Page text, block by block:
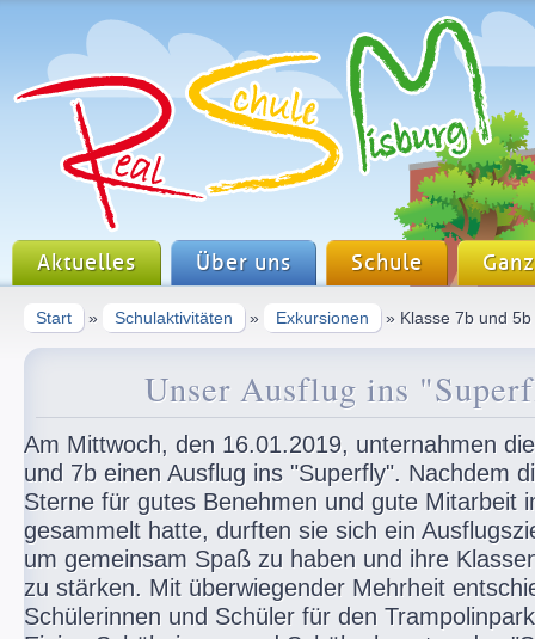
Aktuelles Über uns Schule
Start » Schulaktivitäten » Exkursionen » Klasse 7b und
Unser Ausflug ins
Am Mittwoch, den 16.01.2019, unternahmen
und 7b einen Ausflug ins "Superfly". Nachdem
Sterne für gutes Benehmen und gute Mitarbeit
gesammelt hatte, durften sie sich ein
um gemeinsam Spaß zu haben und ihre
zu stärken. Mit überwiegender Mehrheit
Schülerinnen und Schüler für den